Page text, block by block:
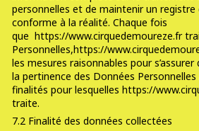
personnelles et de maintenir un
conforme à la réalité. Chaque fois
que https://www.cirquedemoureze.fr
Personnelles,https://
les mesures raisonnables pour s’assurer
la pertinence des Données Personnelles
finalités pour lesquelles https://
traite.
7.2 Finalité des données collectées